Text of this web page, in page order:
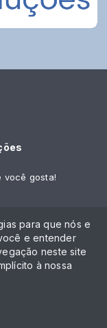
você gosta!
para que nós e
e entender
neste site
à nossa